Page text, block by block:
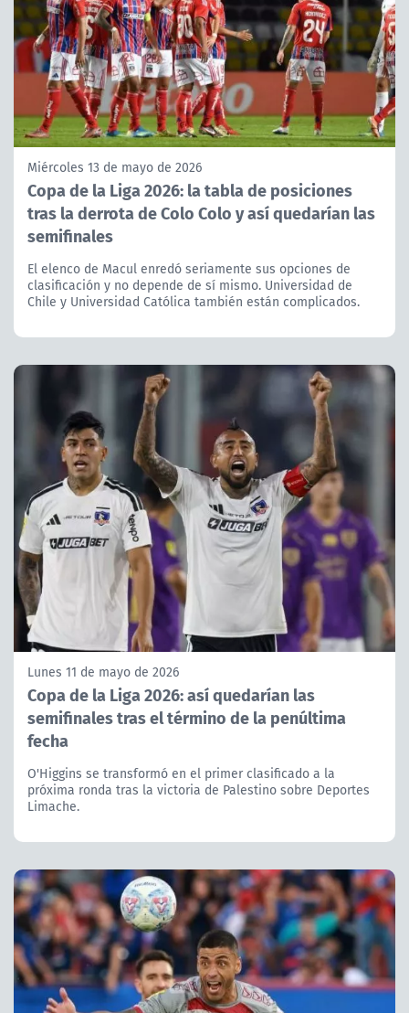
Miércoles 13 de mayo de 2026
Copa de la Liga 2026: la tabla de posiciones
tras la derrota de Colo Colo y así quedarían las
semifinales
El elenco de Macul enredó seriamente sus opciones de
clasificación y no depende de sí mismo. Universidad de
Chile y Universidad Católica también están complicados.
Lunes 11 de mayo de 2026
Copa de la Liga 2026: así quedarían las
semifinales tras el término de la penúltima
fecha
O'Higgins se transformó en el primer clasificado a la
próxima ronda tras la victoria de Palestino sobre Deportes
Limache.